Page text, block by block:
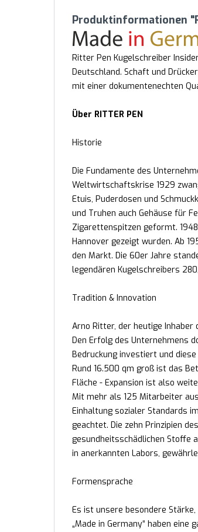
Produktinformationen
Ritter Pen Kugelschreiber
Deutschland. Schaft und
mit einer dokumentenechten
Über RITTER PEN
Historie
Die Fundamente des
Weltwirtschaftskrise 1929
Etuis, Puderdosen und
und Truhen auch Gehäuse für
Zigarettenspitzen geformt.
Hannover gezeigt wurden. Ab
den Markt. Die 60er Jahre
legendären Kugelschreibers
Tradition & Innovation
Arno Ritter, der heutige
Den Erfolg des Unternehmens
Bedruckung investiert und
Rund 16.500 qm groß ist das
Fläche - Expansion ist also
Mit mehr als 125 Mitarbeiter
Einhaltung sozialer Standards
geachtet. Die zehn Prinzipien
gesundheitsschädlichen Stoffe
in anerkannten Labors,
Formensprache
Es ist unsere besondere
„Made in Germany“ haben